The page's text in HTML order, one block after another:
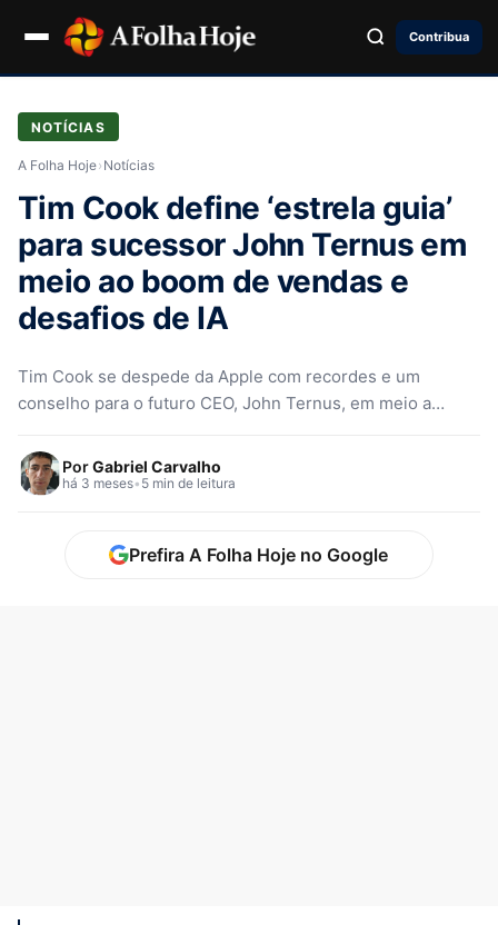
Contribua
NOTÍCIAS
A Folha Hoje› Notícias
Tim Cook define ‘estrela guia’
para sucessor John Ternus em
meio ao boom de vendas e
desafios de IA
Tim Cook se despede da Apple com recordes e um
conselho para o futuro CEO, John Ternus, em meio a…
PorGabriel Carvalho
há 3 meses• 5 min de leitura
Prefira A Folha Hoje no Google